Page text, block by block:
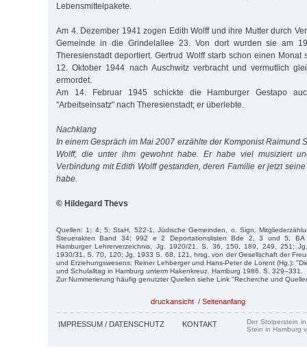
Lebensmittelpakete.
Am 4. Dezember 1941 zogen Edith Wolff und ihre Mutter durch
Gemeinde in die Grindelallee 23. Von dort wurden sie am
Theresienstadt deportiert. Gertrud Wolff starb schon einen Monat
12. Oktober 1944 nach Auschwitz verbracht und vermutlich
ermordet.
Am 14. Februar 1945 schickte die Hamburger Gestapo
"Arbeitseinsatz" nach Theresienstadt; er überlebte.
Nachklang
In einem Gespräch im Mai 2007 erzählte der Komponist Raimund
Wolff, die unter ihm gewohnt habe. Er habe viel musiziert
Verbindung mit Edith Wolff gestanden, deren Familie er jetzt
habe.
© Hildegard Thevs
Quellen: 1; 4; 5; StaH, 522-1, Jüdische Gemeinden, o. Sign.
Steuerakten Band 34; 992 e 2 Deportationslisten Bde 2, 3 und 5, BA
Hamburger Lehrerverzeichnis, Jg. 1920/21, S. 36, 150, 189, 249, 251;
1930/31, S. 70, 120; Jg. 1933 S. 68, 121, hrsg. von der Gesellschaft der
und Erziehungswesens; Reiner Lehberger und Hans-Peter de Lorent (Hg.):
und Schulalltag in Hamburg unterm Hakenkreuz. Hamburg 1986. S. 329–331.
Zur Nummerierung häufig genutzter Quellen siehe Link "Recherche und
druckansicht / Seitenanfang
IMPRESSUM / DATENSCHUTZ KONTAKT
Der Stolperstein
Stein in Hamburg